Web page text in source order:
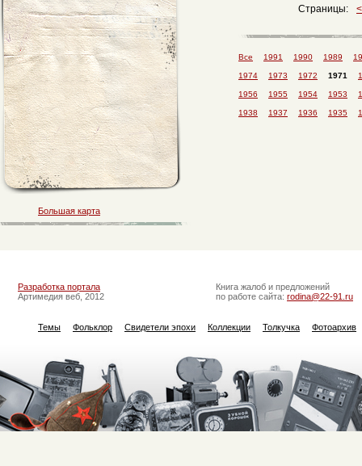
Страницы:
Все 1991 1990 1989
1974 1973 1972 1971
1956 1955 1954 1953
1938 1937 1936 1935
Большая карта
Разработка портала
Артимедия веб, 2012
Книга жалоб и предложений
по работе сайта: rodina@22-91.ru
Темы Фольклор Свидетели эпохи Коллекции Толкучка Фотоархив